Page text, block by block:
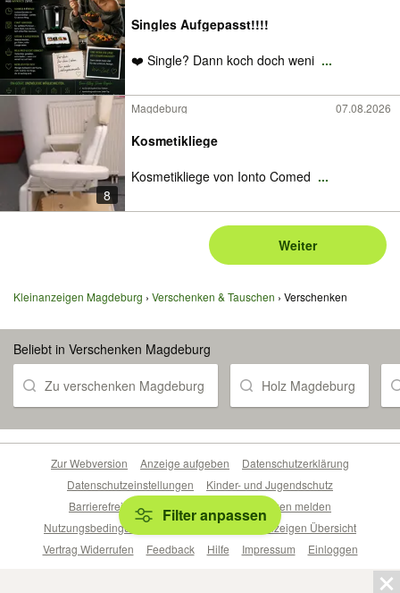
Singles Aufgepasst!!!!
❤️ Single? Dann koch doch weni ...
8
Magdeburg 07.08.2026
Kosmetikliege
Kosmetikliege von Ionto Comed ...
Weiter
Kleinanzeigen Magdeburg Verschenken & Tauschen Verschenken
Beliebt in Verschenken Magdeburg
Zu verschenken Magdeburg Holz Magdeburg
Filter anpassen
Zur Webversion Anzeige aufgeben
Datenschutzerklärung
Datenschutzeinstellungen
Kinder- und Jugendschutz
Barrierefreiheitserklärung
Sicherheitslücken melden
Nutzungsbedingungen
Beliebte Suchen
Anzeigen Übersicht
Vertrag Widerrufen
Feedback Hilfe Impressum Einloggen